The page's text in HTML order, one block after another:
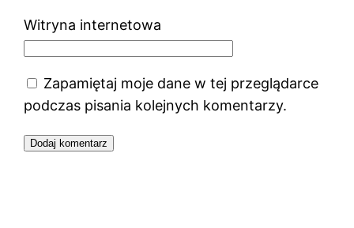
Witryna internetowa
Zapamiętaj moje dane w tej przeglądarce
podczas pisania kolejnych komentarzy.